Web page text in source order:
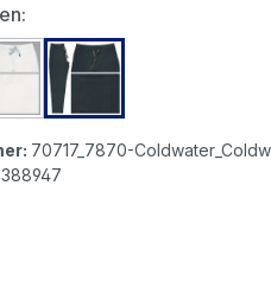
Briane Jogpants
Elbsand Briane Jogpants
70717_7870-